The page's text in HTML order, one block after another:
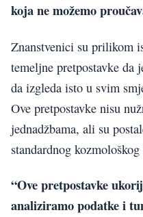
koja ne možemo
Znanstvenici su prilikom
temeljne pretpostavke da
da izgleda isto u svim
Ove pretpostavke nisu
jednadžbama, ali su
standardnog
“Ove pretpostavke
analiziramo podatke i